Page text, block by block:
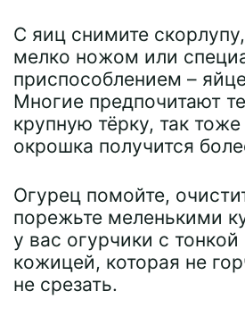
С яиц снимите
мелко ножом или
приспособлением –
Многие предпочитают
крупную тёрку, так
окрошка получится
Огурец помойте,
порежьте меленькими
у вас огурчики с
кожицей, которая не
не срезать.